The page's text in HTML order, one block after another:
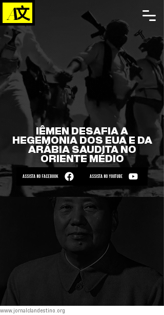
IÊMEN DESAFIA A
HEGEMONIA DOS EUA E DA
ARÁBIA SAUDITA NO
ORIENTE MÉDIO
ASSISTA NO FACEBOOK ASSISTA NO YOUTUBE
www.jornalclandestino.org